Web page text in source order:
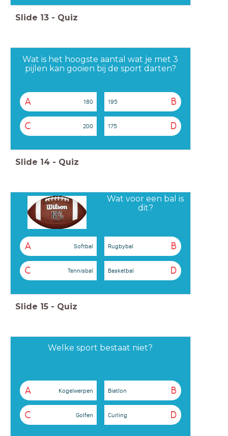
Slide 13 - Quiz
Wat is het hoogste aantal wat je met 3
pijlen kan gooien bij de sport darten?
A 180 B
195
C 200 D
175
Slide 14 - Quiz
Wat voor een bal is
dit?
A Softbal B
Rugbybal
C Tennisbal D
Basketbal
Slide 15 - Quiz
Welke sport bestaat niet?
A Kogelwerpen B
Biatlon
C Golfen D
Curling